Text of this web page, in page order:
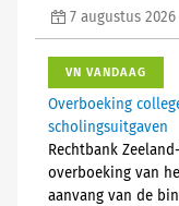
7 augustus 2026
VN VANDAAG
Overboeking
scholingsuitgaven
Rechtbank
overboeking van
aanvang van de